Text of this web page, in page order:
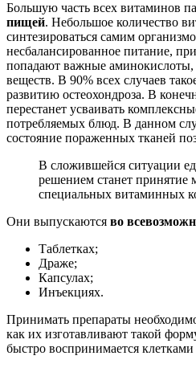
Большую часть всех витаминов
пищей. Небольшое количество
синтезироваться самим
несбалансированное питание,
попадают важные
веществ. В 90% всех случаев
развитию остеохондроза. В
перестанет усваивать
потребляемых блюд. В данном
состояние пораженных тканей
В сложившейся ситуации
решением станет принятие
специальных витаминных
Они выпускаются во
Таблетках;
Драже;
Капсулах;
Инъекциях.
Принимать препараты
как их изготавливают такой
быстро воспринимается клетками